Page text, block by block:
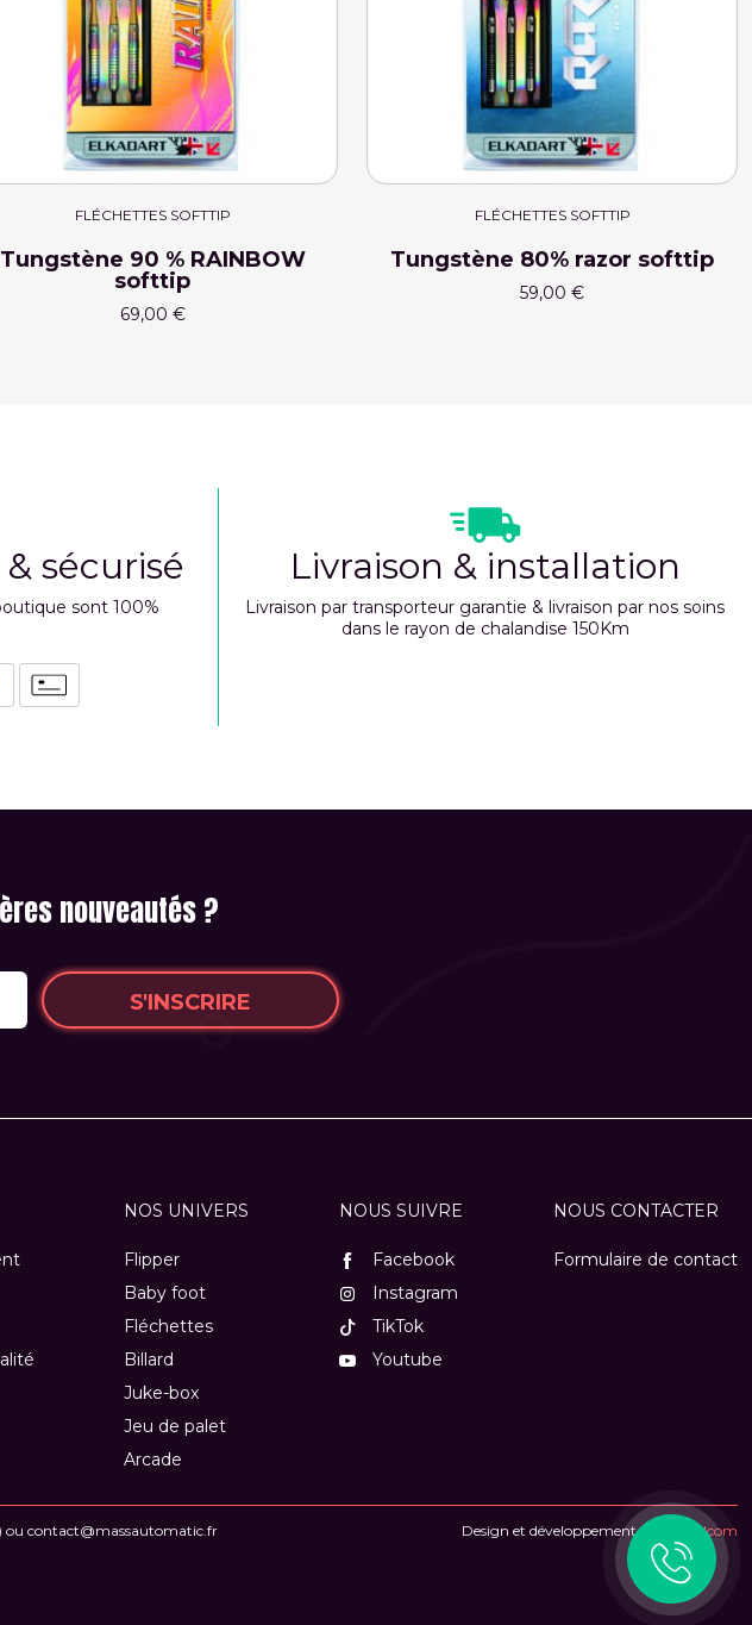
FLÉCHETTES SOFTTIP
Tungstène 90 % RAINBOW
softtip
69,00 €
FLÉCHETTES SOFTTIP
Tungstène 80% razor softtip
59,00 €
sécurisé
sont 100%
Livraison & installation
Livraison par transporteur garantie & livraison par nos soins
dans le rayon de chalandise 150Km
nouveautés ?
S'INSCRIRE
NOS UNIVERS
Flipper
Baby foot
Fléchettes
Billard
Juke-box
Jeu de palet
Arcade
NOUS SUIVRE
Facebook
Instagram
TikTok
Youtube
NOUS CONTACTER
Formulaire de contact
ou contact@massautomatic.fr Design et développement : Plugandcom